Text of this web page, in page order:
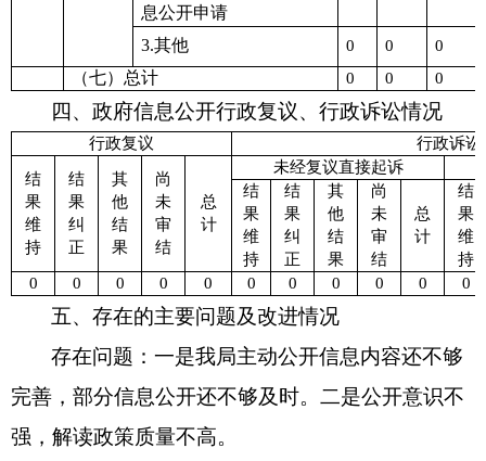
息公开申请
3.其他 0 0 0
（七） 总计 0 0 0
四、政府信息公开行政复议、行政诉讼情况
行政复议 行政诉讼
结
果
维
持
结
果
纠
正
其
他
结
果
尚
未
审
结
总
计
未经复议直接起诉
结
果
维
持
结
果
纠
正
其
他
结
果
尚
未
审
结
总
计
结
果
维
持
0
0 0 0 0 0 0 0 0 0 0
五、存在的主要问题及改进情况
存在问题：一是我局主动公开信息内容还不够
完善，部分信息公开还不够及时。二是公开意识不
强，解读政策质量不高。